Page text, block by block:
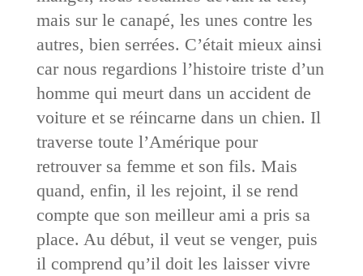
mais sur le canapé, les unes contre les
autres, bien serrées. C’était mieux ainsi
car nous regardions l’histoire triste d’un
homme qui meurt dans un accident de
voiture et se réincarne dans un chien. Il
traverse toute l’Amérique pour
retrouver sa femme et son fils. Mais
quand, enfin, il les rejoint, il se rend
compte que son meilleur ami a pris sa
place. Au début, il veut se venger, puis
il comprend qu’il doit les laisser vivre